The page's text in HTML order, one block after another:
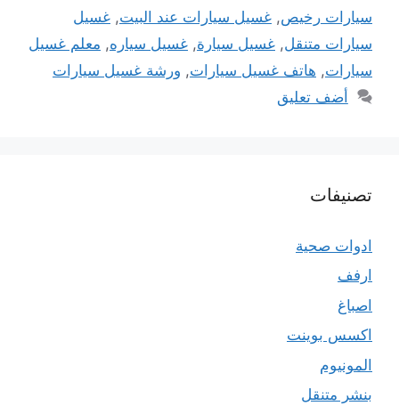
سيارات رخيص, غسيل سيارات عند البيت, غسيل
سيارات متنقل, غسيل سيارة, غسيل سياره, معلم غسيل
سيارات, هاتف غسيل سيارات, ورشة غسيل سيارات
أضف تعليق
تصنيفات
ادوات صحية
ارفف
اصباغ
اكسس بوينت
المونيوم
بنشر متنقل